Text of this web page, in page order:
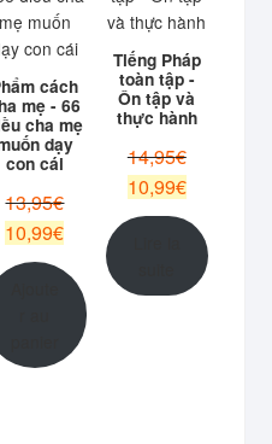
cách
mẹ - 66
cha mẹ
dạy
con cái
13,95€Le
prix
initial
était :
13,95€.
10,99€Le
actuel
est :
10,99€.
Tiếng Pháp
toàn tập -
Ôn tập và
thực hành
14,95€Le
prix
initial
était :
14,95€.
10,99€Le
actuel
est :
10,99€.